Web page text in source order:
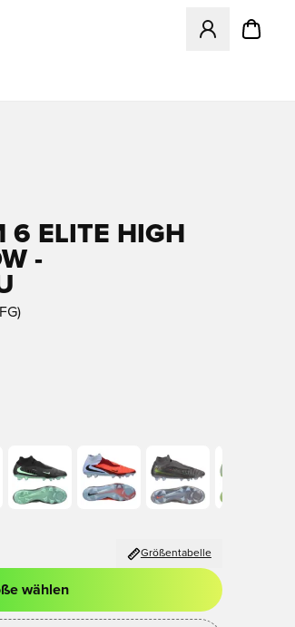
Öffnet ein
6 ELITE HIGH
-
Größentabelle
oder Registrieren als Mitglied
wählen